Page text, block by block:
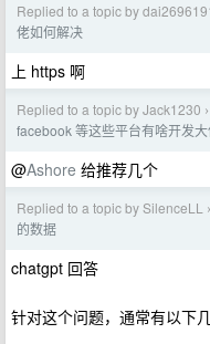
Replied to a topic by
佬如何解决
上 https 啊
Replied to a topic by Jack1230 ›
facebook 等这些平台有啥开发
@Ashore 给推荐几个
Replied to a topic by SilenceLL ›
的数据
chatgpt 回答
针对这个问题，通常有以下